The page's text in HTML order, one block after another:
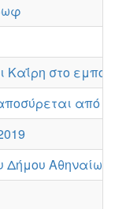
Καΐρη στο
από
Αθηναίων